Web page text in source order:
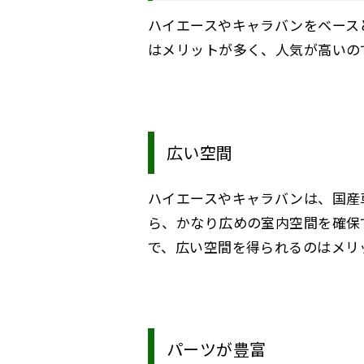
ハイエースやキャラバンをベー
はメリットが多く、人気が高い
広い空間
ハイエースやキャラバンは、国
ら、かなり広めの室内空間を確
で、広い空間を得られるのはメリ
パーツが豊富